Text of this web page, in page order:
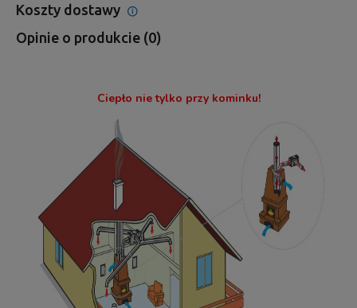
Koszty dostawy
Cena nie zawiera ewentualnych kosztów płatności
Opinie o produkcie (0)
Ciepło nie tylko przy kominku!